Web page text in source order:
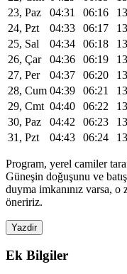
23, Paz
04:31 06:16
24, Pzt
04:33 06:17
25, Sal
04:34 06:18
26, Çar
04:36 06:19
27, Per
04:37 06:20
28, Cum 04:39 06:21
29, Cmt 04:40 06:22
30, Paz
04:42 06:23
31, Pzt
04:43 06:24
Program, yerel camiler
Güneşin doğuşunu ve
duyma imkanınız varsa,
öneririz.
Yazdir
Ek Bilgiler